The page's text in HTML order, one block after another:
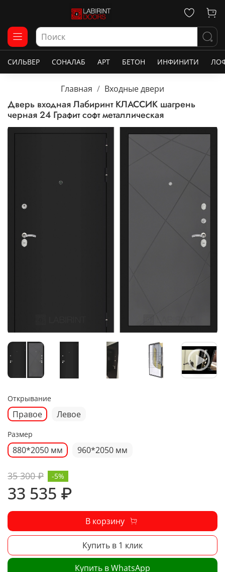
СИЛЬВЕР СОНАЛАБ АРТ БЕТОН ИНФИНИТИ
Главная Входные двери
Дверь входная Лабиринт КЛАССИК шагрень
черная 24 Графит софт металлическая
Открывание
Правое Левое
Размер
880*2050 мм 960*2050 мм
35 300 ₽
33 535 ₽
-5%
В корзину
Купить в 1 клик
Купить в WhatsApp